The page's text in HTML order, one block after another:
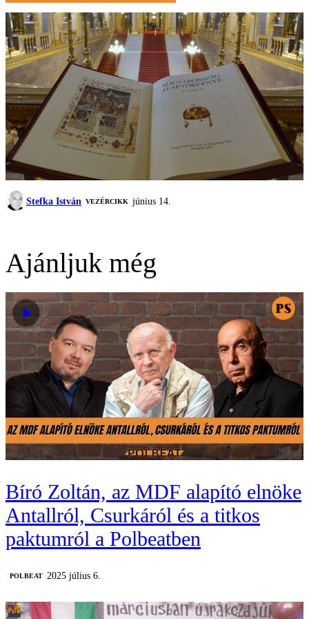
Stefka István VEZÉRCIKK június 14.
Ajánljuk még
Bíró Zoltán, az MDF alapító elnöke
Antallról, Csurkáról és a titkos
paktumról a Polbeatben
‎POLBEAT 2025 július 6.